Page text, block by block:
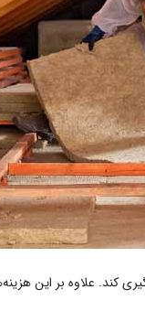
کند. علاوه بر این